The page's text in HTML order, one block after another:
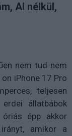
AI nélkül,
nem tud nem
iPhone 17 Pro
teljesen
állatbábok
épp akkor
amikor a